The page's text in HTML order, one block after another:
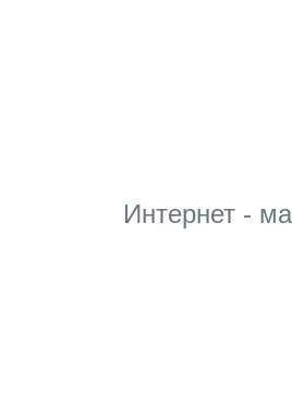
Интернет -